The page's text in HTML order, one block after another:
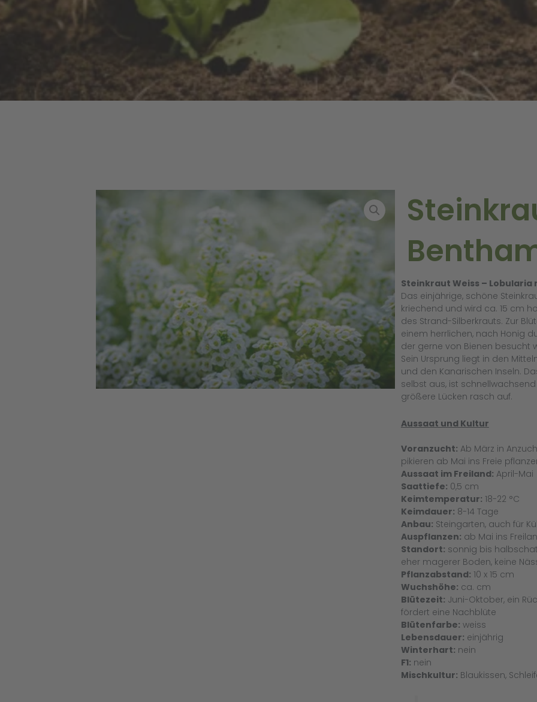
Steinkraut Weiss –
Das einjährige, schöne
kriechend und wird ca. 15 cm
des Strand-Silberkrauts. Zur
einem herrlichen, nach Honig
der gerne von Bienen besucht
Sein Ursprung liegt in den
und den Kanarischen Inseln.
selbst aus, ist
größere Lücken rasch auf.
Aussaat und Kultur
Voranzucht: Ab März in
pikieren ab Mai ins Freie
Aussaat im Freiland: April-Mai
Saattiefe: 0,5 cm
Keimtemperatur: 18-22 °C
Keimdauer: 8-14 Tage
Anbau: Steingarten, auch für
Auspflanzen: ab Mai ins
Standort: sonnig bis
eher magerer Boden, keine
Pflanzabstand: 10 x 15 cm
Wuchshöhe: ca. cm
Blütezeit: Juni-Oktober, ein
fördert eine Nachblüte
Blütenfarbe: weiss
Lebensdauer: einjährig
Winterhart: nein
F1: nein
Mischkultur: Blaukissen,